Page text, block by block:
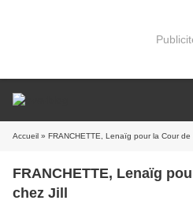
Accueil » FRANCHETTE, Lenaïg pour la Cour de
FRANCHETTE, Lenaïg
chez Jill